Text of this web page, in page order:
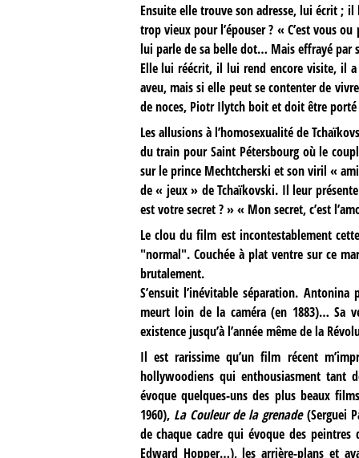
Ensuite elle trouve son adresse, lui écrit ;
trop vieux pour l’épouser ? « C’est vous
lui parle de sa belle dot… Mais effrayé par
Elle lui réécrit, il lui rend encore visite, il
aveu, mais si elle peut se contenter de
de noces, Piotr Ilytch boit et doit être
Les allusions à l’homosexualité de
du train pour Saint Pétersbourg où le
sur le prince Mechtcherski et son viril «
de « jeux » de Tchaïkovski. Il leur
est votre secret ? » « Mon secret, c’est
Le clou du film est incontestablement
"normal". Couchée à plat ventre sur ce
brutalement.
S’ensuit l’inévitable séparation.
meurt loin de la caméra (en 1883)… Sa
existence jusqu’à l’année même de la
Il est rarissime qu’un film récent
hollywoodiens qui enthousiasment tant
évoque quelques-uns des plus beaux
1960), La Couleur de la grenade(Serguei
de chaque cadre qui évoque des
Edward Hopper…), les arrière-plans et